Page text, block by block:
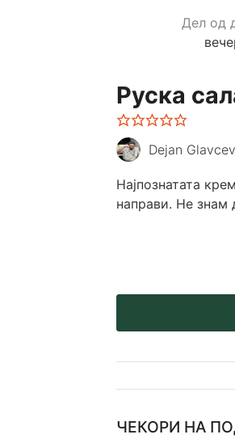
Дел од
Руска
Dejan Glavcev
Најпознатата
направи. Не знам
ЧЕКОРИ НА